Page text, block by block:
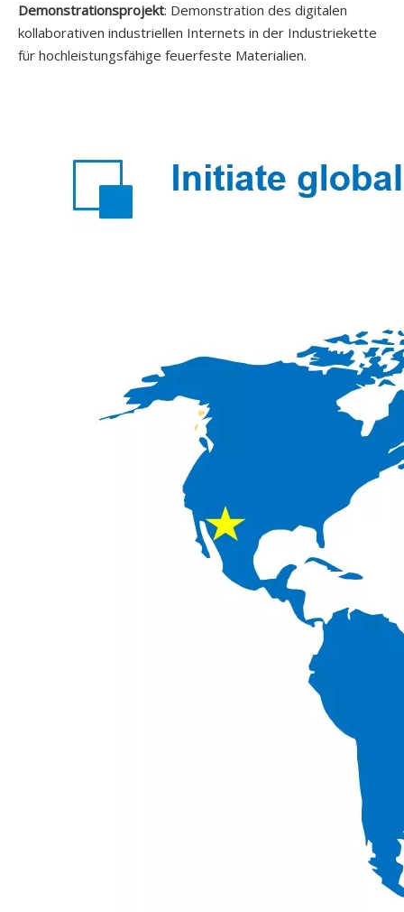
Demonstrationsprojekt: Demonstration des digitalen
kollaborativen industriellen Internets in der Industriekette
für hochleistungsfähige feuerfeste Materialien.